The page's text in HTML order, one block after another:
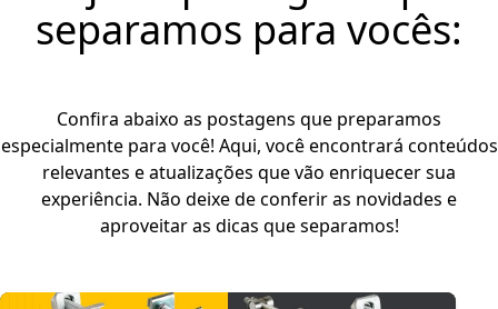
separamos para vocês:
Confira abaixo as postagens que preparamos
especialmente para você! Aqui, você encontrará conteúdos
relevantes e atualizações que vão enriquecer sua
experiência. Não deixe de conferir as novidades e
aproveitar as dicas que separamos!